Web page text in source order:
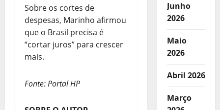
Sobre os cortes de
despesas, Marinho afirmou
que o Brasil precisa é
“cortar juros” para crescer
mais.
Fonte: Portal HP
Junho
2026
Maio
2026
Abril 2026
Março